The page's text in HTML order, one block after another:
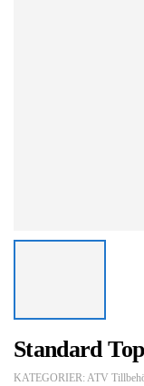
Standard
KATEGORIER: ATV